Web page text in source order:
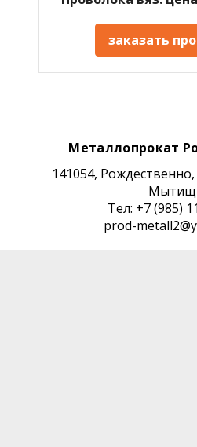
заказать
Металлопрокат
141054,
Тел: +7 (985)
prod-